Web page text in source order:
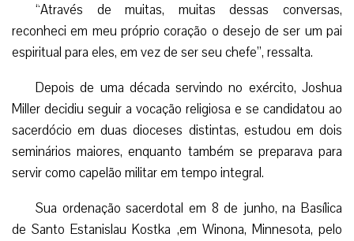
“Através de muitas, muitas dessas conversas,
reconheci em meu próprio coração o desejo de ser um pai
espiritual para eles, em vez de ser seu chefe”, ressalta.
Depois de uma década servindo no exército, Joshua
Miller decidiu seguir a vocação religiosa e se candidatou ao
sacerdócio em duas dioceses distintas, estudou em dois
seminários maiores, enquanto também se preparava para
servir como capelão militar em tempo integral.
Sua ordenação sacerdotal em 8 de junho, na Basílica
de Santo Estanislau Kostka ,em Winona, Minnesota, pelo